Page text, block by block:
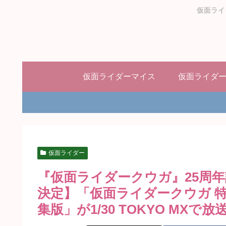
仮面ラ
仮面ライダーマイス 仮面ライダ
仮面ライダー
『仮面ライダークウガ』25周
決定】「仮面ライダークウガ
集版」が1/30 TOKYO MXで放